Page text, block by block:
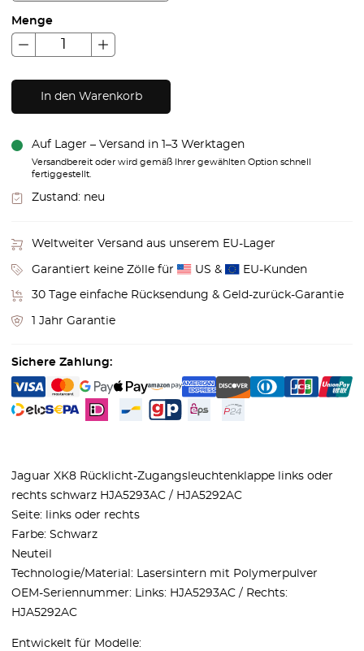
Menge
In den Warenkorb
Auf Lager – Versand in 1–3 Werktagen
Versandbereit oder wird gemäß Ihrer gewählten Option schnell
fertiggestellt.
Zustand: neu
Weltweiter Versand aus unserem EU-Lager
Garantiert keine Zölle für US & EU-Kunden
30 Tage einfache Rücksendung & Geld-zurück-Garantie
1 Jahr Garantie
Sichere Zahlung:
Jaguar XK8 Rücklicht-Zugangsleuchtenklappe links oder
rechts schwarz HJA5293AC / HJA5292AC
Seite: links oder rechts
Farbe: Schwarz
Neuteil
Technologie/Material: Lasersintern mit Polymerpulver
OEM-Seriennummer: Links: HJA5293AC / Rechts:
HJA5292AC
Entwickelt für Modelle: